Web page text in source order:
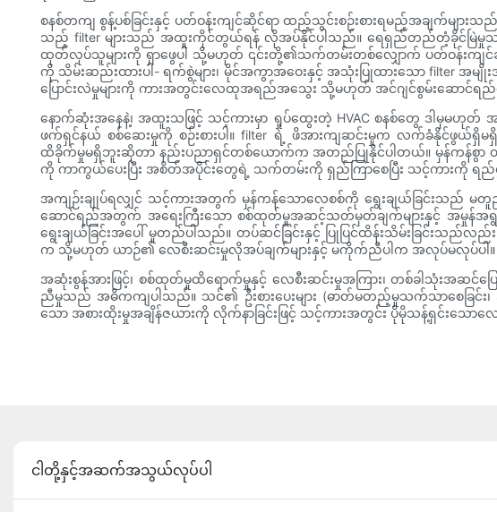
စနစ်တကျ စွန့်ပစ်ခြင်းနှင့် ပတ်ဝန်းကျင်ဆိုင်ရာ ထည့်သွင်းစဉ်းစားရမည့်အချက်များသ
သည့် filter များသည် အထူးကိုင်တွယ်ရန် လိုအပ်နိုင်ပါသည်။ ရေရှည်တည်တံ့ခိုင်မြဲမှုသ
ထုတ်လုပ်သူများကို ရှာဖွေပါ သို့မဟုတ် ၎င်းတို့၏သက်တမ်းတစ်လျှောက် ပတ်ဝန်းကျင်ဆိုင်
ကို သိမ်းဆည်းထားပါ- ရက်စွဲများ၊ မိုင်အကွာအဝေးနှင့် အသုံးပြုထားသော filter အမ
ပြောင်းလဲမှုများကို ကားအတွင်းလေထုအရည်အသွေး သို့မဟုတ် အင်ဂျင်စွမ်းဆောင်ရည်ပ
နောက်ဆုံးအနေနဲ့၊ အထူးသဖြင့် သင့်ကားမှာ ရှုပ်ထွေးတဲ့ HVAC စနစ်တွေ ဒါမှမဟု
ဖက်ရှင်နယ် စစ်ဆေးမှုကို စဉ်းစားပါ။ filter ရဲ့ ဖိအားကျဆင်းမှုက လက်ခံနိုင်ဖွ
ထိခိုက်မှုမရှိဘူးဆိုတာ နည်းပညာရှင်တစ်ယောက်က အတည်ပြုနိုင်ပါတယ်။ မှန်ကန်စွာ တ
ကို ကာကွယ်ပေးပြီး အစိတ်အပိုင်းတွေရဲ့ သက်တမ်းကို ရှည်ကြာစေပြီး သင့်ကားကို ရ
အကျဉ်းချုပ်ရလျှင် သင့်ကားအတွက် မှန်ကန်သောလေစစ်ကို ရွေးချယ်ခြင်းသည် မတူညီသ
ဆောင်ရည်အတွက် အရေးကြီးသော စစ်ထုတ်မှုအဆင့်သတ်မှတ်ချက်များနှင့် အမှုန်အရွယ်အ
ရွေးချယ်ခြင်းအပေါ် မူတည်ပါသည်။ တပ်ဆင်ခြင်းနှင့် ပြုပြင်ထိန်းသိမ်းခြင်းသ
က သို့မဟုတ် ယာဉ်၏ လေစီးဆင်းမှုလိုအပ်ချက်များနှင့် မကိုက်ညီပါက အလုပ်မလုပ်ပါ။
အဆုံးစွန်အားဖြင့်၊ စစ်ထုတ်မှုထိရောက်မှုနှင့် လေစီးဆင်းမှုအကြား၊ တစ်ခါသုံးအဆင်
ညီမှုသည် အဓိကကျပါသည်။ သင်၏ ဦးစားပေးများ (ဓာတ်မတည့်မှုသက်သာစေခြင်
သော အစားထိုးမှုအချိန်ဇယားကို လိုက်နာခြင်းဖြင့် သင့်ကားအတွင်း ပိုမိုသန့်ရှင်းသ
ငါတို့နှင့်အဆက်အသွယ်လုပ်ပါ